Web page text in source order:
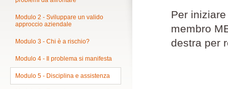
Per
membro
destra per
Modulo 2 - Sviluppare un valido
approccio aziendale
Modulo 3 - Chi è a rischio?
Modulo 4 - Il problema si manifesta
Modulo 5 - Disciplina e assistenza